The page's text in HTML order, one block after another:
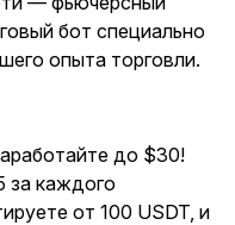
бот специально
опыта торговли.
до $30!
за каждого
от 100 USDT, и